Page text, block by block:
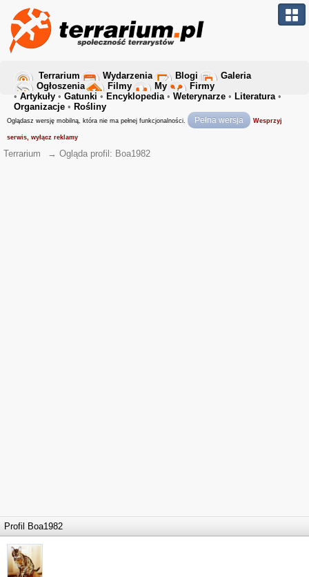
Terrarium Wydarzenia Blogi
Galeria
Ogłoszenia
Filmy My
Firmy
• Artykuły • Gatunki • Encyklopedia• Weterynarze • Literatura•
Organizacje • Rośliny
Oglądasz wersję mobilną, która nie ma pełnej funkcjonalności. Pełna wersja Wesprzyj
serwis, wyłącz reklamy
Terrarium → Ogląda profil: Boa1982
Profil Boa1982